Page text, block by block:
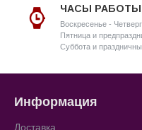
ЧАСЫ
Воскресенье -
Пятница и
Суббота и
Информация
Доставка